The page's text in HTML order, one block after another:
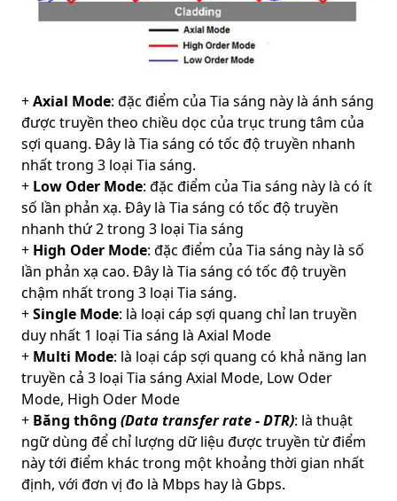
+Axial Mode: đặc điểm của Tia sáng này là ánh sáng
được truyền theo chiều dọc của trục trung tâm của
sợi quang. Đây là Tia sáng có tốc độ truyền nhanh
nhất trong 3 loại Tia sáng.
+ Low Oder Mode: đặc điểm của Tia sáng này là có ít
số lần phản xạ. Đây là Tia sáng có tốc độ truyền
nhanh thứ 2 trong 3 loại Tia sáng
+ High Oder Mode: đặc điểm của Tia sáng này là số
lần phản xạ cao. Đây là Tia sáng có tốc độ truyền
chậm nhất trong 3 loại Tia sáng.
+Single Mode: là loại cáp sợi quang chỉ lan truyền
duy nhất 1 loại Tia sáng là Axial Mode
+ Multi Mode: là loại cáp sợi quang có khả năng lan
truyền cả 3 loại Tia sáng Axial Mode, Low Oder
Mode, High Oder Mode
+ Băng thông (Data transfer rate - DTR): là thuật
ngữ dùng để chỉ lượng dữ liệu được truyền từ điểm
này tới điểm khác trong một khoảng thời gian nhất
định, với đơn vị đo là Mbps hay là Gbps.